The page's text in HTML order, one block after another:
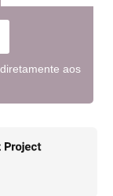
aos